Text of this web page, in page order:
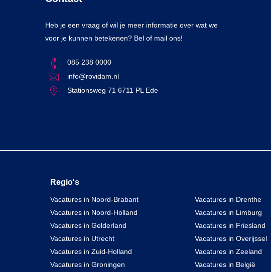
Heb je een vraag of wil je meer informatie over wat we
voor je kunnen betekenen? Bel of mail ons!
085 238 0000
info@rovidam.nl
Stationsweg 71 6711 PL Ede
Regio's
Vacatures in Noord-Brabant
Vacatures in Noord-Holland
Vacatures in Gelderland
Vacatures in Utrecht
Vacatures in Zuid-Holland
Vacatures in Groningen
Vacatures in Drenthe
Vacatures in Limburg
Vacatures in Friesland
Vacatures in Overijssel
Vacatures in Zeeland
Vacatures in België